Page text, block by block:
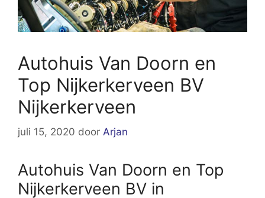
Autohuis Van Doorn en
Top Nijkerkerveen BV
Nijkerkerveen
juli 15, 2020 door Arjan
Autohuis Van Doorn en Top
Nijkerkerveen BV in